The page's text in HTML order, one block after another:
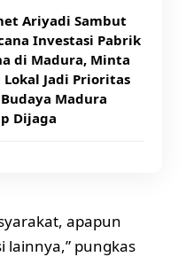
Ariyadi Sambut
Investasi Pabrik
di Madura, Minta
Lokal Jadi Prioritas
Madura
Dijaga
apapun
lainnya,” pungkas